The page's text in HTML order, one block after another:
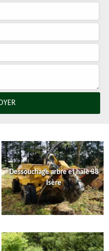
Dessouchage arbre et haie 38
Isère